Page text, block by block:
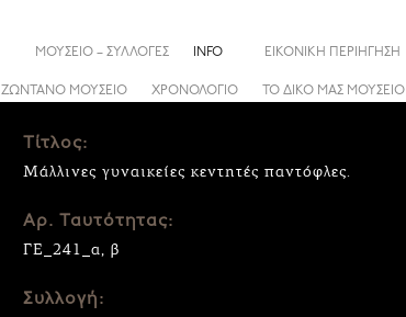
ΖΩΝΤΑΝΟ ΜΟΥΣΕΙΟ ΧΡΟΝΟΛΟΓΙΟ ΤΟ ΔΙΚΟ ΜΑΣ ΜΟΥΣΕΙΟ
ΜΟΥΣΕΙΟ – ΣΥΛΛΟΓΕΣ INFO ΕΙΚΟΝΙΚΗ ΠΕΡΙΗΓΗΣΗ
Τίτλος:
Μάλλινες γυναικείες κεντητές παντόφλες.
Αρ. Ταυτότητας:
ΓΕ_241_α, β
Συλλογή: